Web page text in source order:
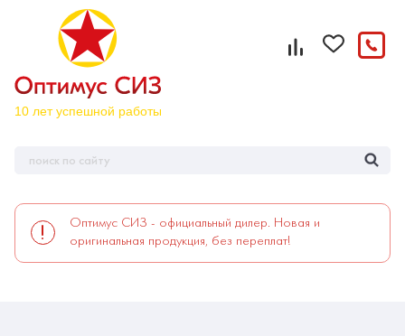
Оптимус СИЗ - официальный дилер. Новая и
оригинальная продукция, без переплат!